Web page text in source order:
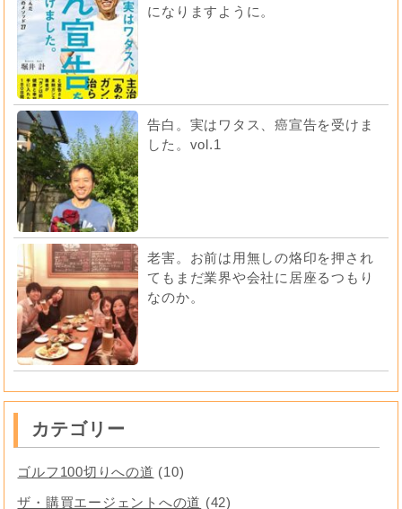
になりますように。
告白。実はワタス、癌宣告を受けま
した。vol.1
老害。お前は用無しの烙印を押され
てもまだ業界や会社に居座るつもり
なのか。
カテゴリー
ゴルフ100切りへの道 (10)
ザ・購買エージェントへの道 (42)